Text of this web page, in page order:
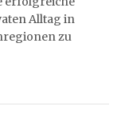
Alltag in
zu